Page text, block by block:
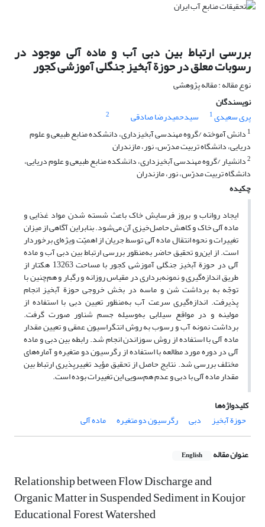
بررسی ارتباط بین دبی آب و ماده آلی موجود در
رسوبات معلق در حوزة آبخیز جنگلی آموزشی کجور
نوع مقاله : مقاله پژوهشی
نویسندگان
پری سعیدی1 سیدحمیدرضا صادقی
2
1 دانش آموخته /گروه مهندسی آبخیزداری، دانشکده منابع طبیعی و علوم
دریایی، دانشگاه تربیت مدرّس، نور، مازندران
2دانشیار /گروه مهندسی آبخیزداری، دانشکده منابع طبیعی و علوم دریایی،
دانشگاه تربیت مدرّس، نور، مازندران
چکیده
ایجاد رواناب و بروز فرسایش خاک باعث شسته شدن مواد غذایی و
ماده آلی خاک و کاهش حاصل‌خیزی آن می‌شود. بنابراین آگاهی از میزان
تغییرات و نحوه انتقال ماده آلی توسط جریان از اهمیّت ویژه‌ای برخوردار
است. از این‌رو تحقیق حاضر به‌منظور بررسی ارتباط بین دبی آب و ماده
آلی در حوزة آبخیز جنگلی آموزشی کجور با مساحت 13263 هکتار از
طریق اندازه‌گیری و نمونه‌برداری در مقیاس روزانه و رگبار و هم‌چنین با
توجّه به برداشت شن و ماسه در بخش خروجی حوزة آبخیز انجام
پذیرفت. اندازه‌گیری سرعت آب به‌منظور تعیین دبی با استفاده از
مولینه و در مواقع سیلابی به‌وسیله جسم شناور صورت گرفت.
برداشت نمونه آب و رسوب به روش انتگراسیون عمقی و تعیین مقدار
ماده آلی با استفاده از روش سوزاندن انجام شد. رابطه بین دبی و ماده
آلی در دوره مورد مطالعه با استفاده از رگرسیون دو متغیره و آماره‌های
مختلف بررسی شد. نتایج حاصل از تحقیق مؤید تغییرپذیری ارتباط بین
مقدار ماده آلی با دبی و عدم هم‌سویی این تغییرات بوده است.
کلیدواژه‌ها
حوزة آبخیز
دبی رگرسیون دو متغیره ماده آلی
عنوان مقاله English
Relationship between Flow Discharge and
Organic Matter in Suspended Sediment in Koujor
Educational Forest Watershed